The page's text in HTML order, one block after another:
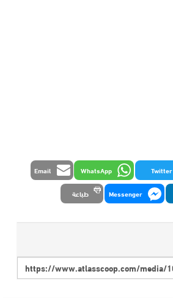
Twitter
WhatsApp
Email
Messenger طباعة